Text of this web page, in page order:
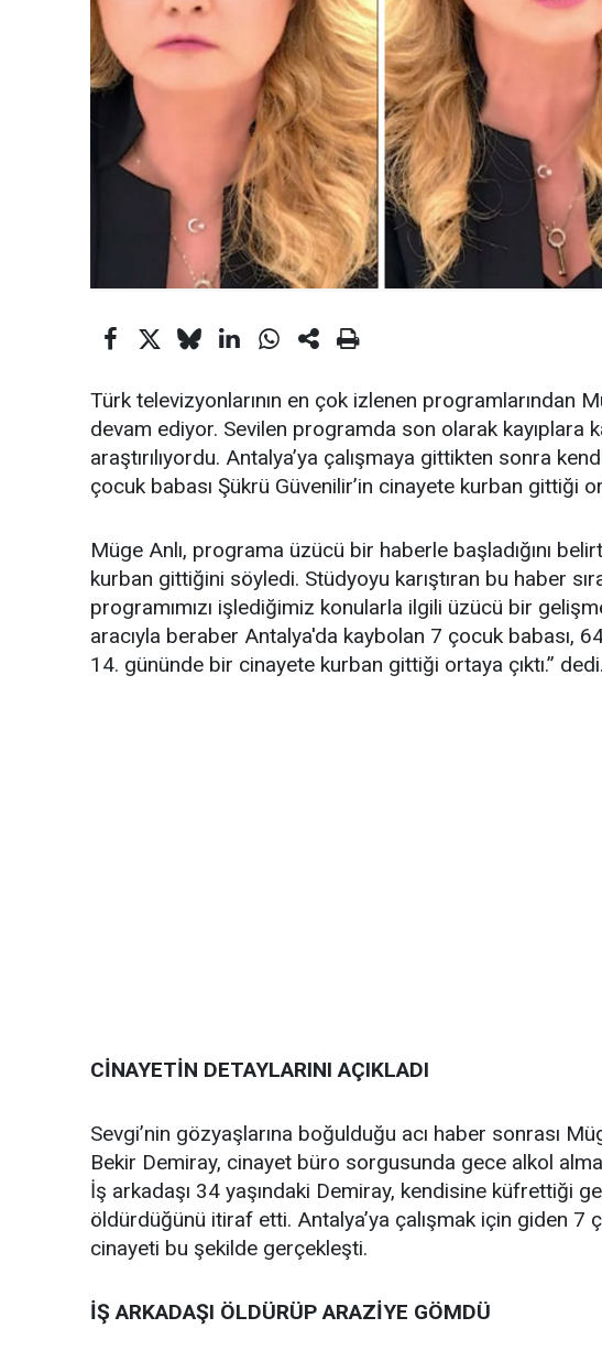
Türk televizyonlarının en çok izlenen programlarından
devam ediyor. Sevilen programda son olarak kayıplara
araştırılıyordu. Antalya’ya çalışmaya gittikten sonra
çocuk babası Şükrü Güvenilir’in cinayete kurban gittiği
Müge Anlı, programa üzücü bir haberle başladığını
kurban gittiğini söyledi. Stüdyoyu karıştıran bu haber
programımızı işlediğimiz konularla ilgili üzücü bir
aracıyla beraber Antalya'da kaybolan 7 çocuk babası,
14. gününde bir cinayete kurban gittiği ortaya çıktı.” dedi.
CİNAYETİN DETAYLARINI AÇIKLADI
Sevgi’nin gözyaşlarına boğulduğu acı haber sonrası
Bekir Demiray, cinayet büro sorgusunda gece alkol
İş arkadaşı 34 yaşındaki Demiray, kendisine küfrettiği
öldürdüğünü itiraf etti. Antalya’ya çalışmak için giden 7
cinayeti bu şekilde gerçekleşti.
İŞ ARKADAŞI ÖLDÜRÜP ARAZİYE GÖMDÜ